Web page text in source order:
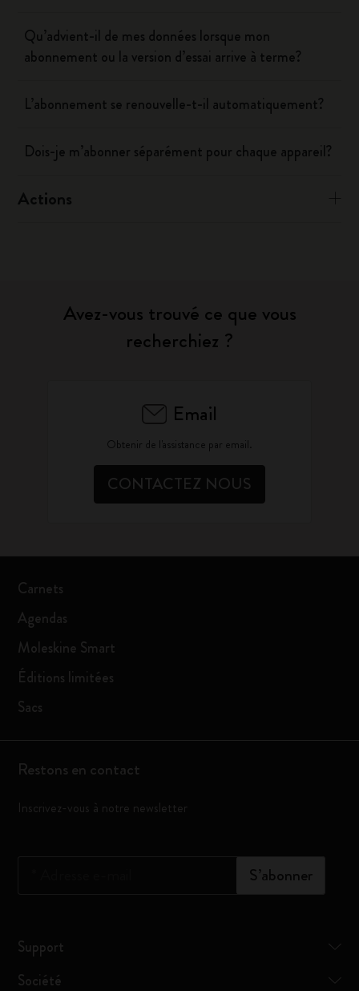
Qu’advient-il de mes données lorsque mon
abonnement ou la version d’essai arrive à terme?
L’abonnement se renouvelle-t-il automatiquement?
Dois-je m’abonner séparément pour chaque appareil?
Actions
Avez-vous trouvé ce que vous
recherchiez ?
Email
Obtenir de l'assistance par email.
CONTACTEZ NOUS
Carnets
Agendas
Moleskine Smart
Éditions limitées
Sacs
Restons en contact
Inscrivez-vous à notre newsletter
S’abonner
Support
Société